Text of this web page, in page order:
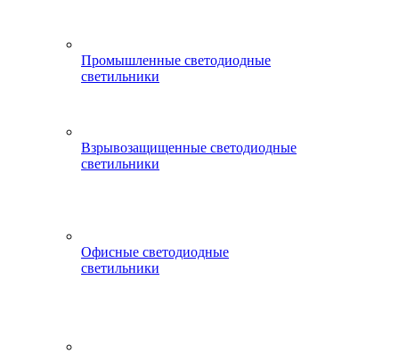
Промышленные светодиодные
светильники
Взрывозащищенные светодиодные
светильники
Офисные светодиодные
светильники